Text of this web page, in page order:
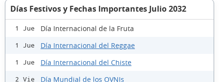
Días Festivos y Fechas Importantes Julio 2032
1 Jue Día Internacional de la Fruta
1 Jue Día Internacional del Reggae
1 Jue Día Internacional del Chiste
2 Vie Día Mundial de los OVNIs